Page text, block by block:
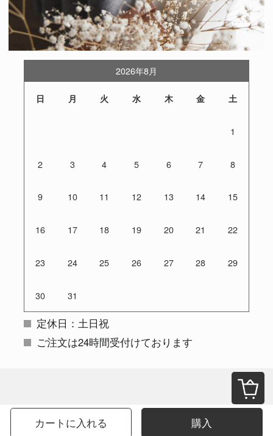
カートに入れる 購入
2026年8月
日 月 火 水 木 金 土
1
2 3 4 5 6 7 8
9 10 11 12 13 14 15
16 17 18 19 20 21 22
23 24 25 26 27 28 29
30 31
定休日：土日祝
ご注文は24時間受付けております